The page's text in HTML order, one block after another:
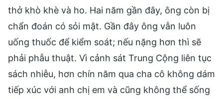
thở khò khè và ho. Hai năm gần đây, ông còn bị
chẩn đoán có sỏi mật. Gần đây ông vẫn luôn
uống thuốc để kiểm soát; nếu nặng hơn thì sẽ
phải phẫu thuật. Vì cảnh sát Trung Cộng liên tục
sách nhiễu, hơn chín năm qua cha cô không dám
tiếp xúc với anh chị em và cũng không thể sống